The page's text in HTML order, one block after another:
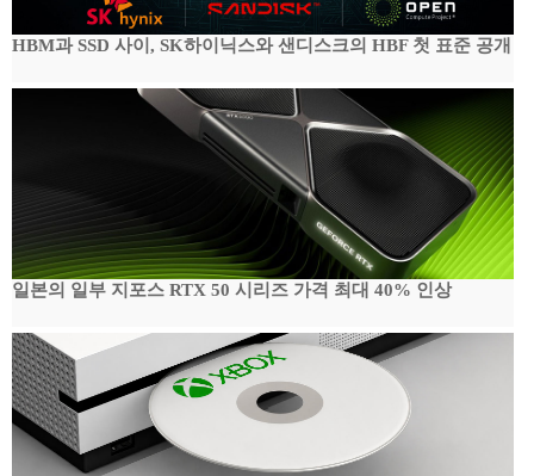
HBM과 SSD 사이, SK하이닉스와 샌디스크의 HBF 첫 표준 공개
일본의 일부 지포스 RTX 50 시리즈 가격 최대 40% 인상